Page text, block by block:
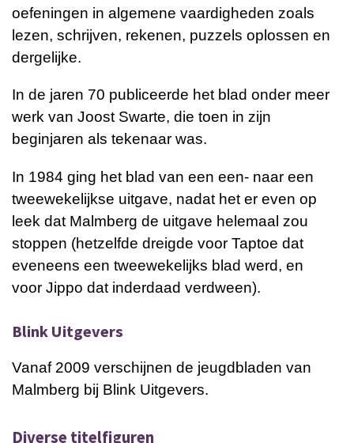
oefeningen in algemene vaardigheden zoals
lezen, schrijven, rekenen, puzzels oplossen en
dergelijke.
In de jaren 70 publiceerde het blad onder meer
werk van Joost Swarte, die toen in zijn
beginjaren als tekenaar was.
In 1984 ging het blad van een een- naar een
tweewekelijkse uitgave, nadat het er even op
leek dat Malmberg de uitgave helemaal zou
stoppen (hetzelfde dreigde voor Taptoe dat
eveneens een tweewekelijks blad werd, en
voor Jippo dat inderdaad verdween).
Blink Uitgevers
Vanaf 2009 verschijnen de jeugdbladen van
Malmberg bij Blink Uitgevers.
Diverse titelfiguren